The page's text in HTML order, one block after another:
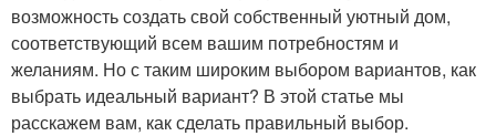
возможность создать свой собственный уютный дом,
соответствующий всем вашим потребностям и
желаниям. Но с таким широким выбором вариантов, как
выбрать идеальный вариант? В этой статье мы
расскажем вам, как сделать правильный выбор.